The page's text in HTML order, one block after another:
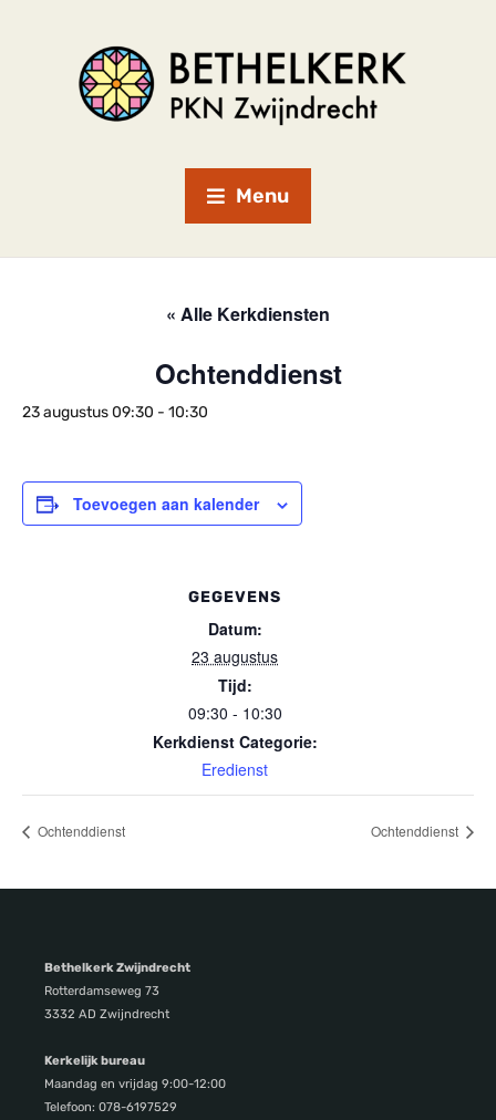
Menu
« Alle Kerkdiensten
Ochtenddienst
23 augustus 09:30 - 10:30
Toevoegen aan kalender
GEGEVENS
Datum:
23 augustus
Tijd:
09:30 - 10:30
Kerkdienst Categorie:
Eredienst
Ochtenddienst Ochtenddienst
Bethelkerk Zwijndrecht
Rotterdamseweg 73
3332 AD Zwijndrecht
Kerkelijk bureau
Maandag en vrijdag 9:00-12:00
Telefoon: 078-6197529